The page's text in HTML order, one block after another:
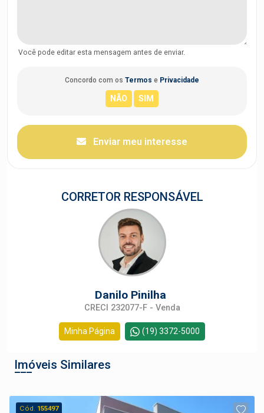
Você pode editar esta mensagem antes de enviar.
Concordo com os Termos e Privacidade
Enviar meu interesse
CORRETOR RESPONSÁVEL
Danilo Pinilha
CRECI 232077-F - Venda
Minha Página (19) 3372-5000
Imóveis Similares
Cód. 155497